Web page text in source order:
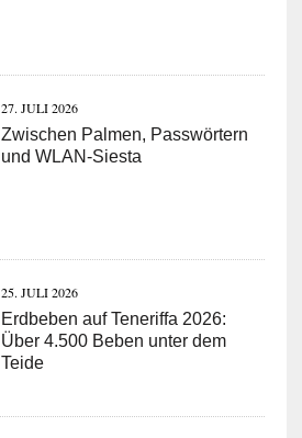
27. JULI 2026
Zwischen Palmen, Passwörtern
und WLAN-Siesta
25. JULI 2026
Erdbeben auf Teneriffa 2026:
Über 4.500 Beben unter dem
Teide